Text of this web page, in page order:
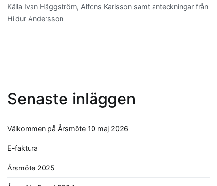
Källa Ivan Häggström, Alfons Karlsson samt anteckningar från
Hildur Andersson
Senaste inläggen
Välkommen på Årsmöte 10 maj 2026
E-faktura
Årsmöte 2025